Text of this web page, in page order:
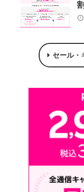
セール・